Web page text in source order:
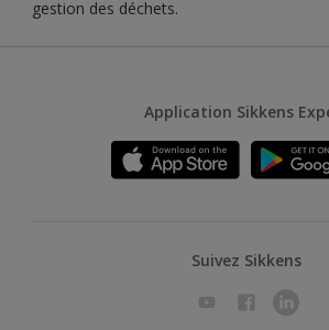
gestion des déchets.
Application Sikkens
Suivez Sikkens